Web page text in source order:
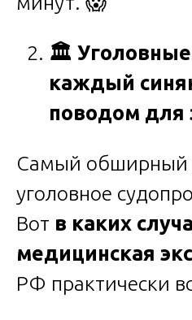
🏛
каждый
поводом для
Самый обширный
уголовное
Вот в каких
медицинская
РФ практически